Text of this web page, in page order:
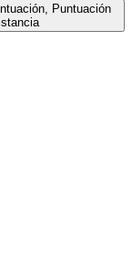
Puntuación